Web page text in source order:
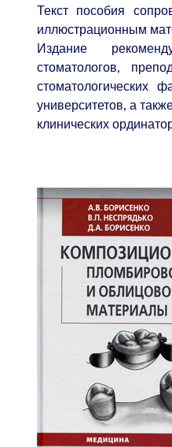
Текст пособия
иллюстрационным
Издание
стоматологов,
стоматологических
университетов, а
клинических